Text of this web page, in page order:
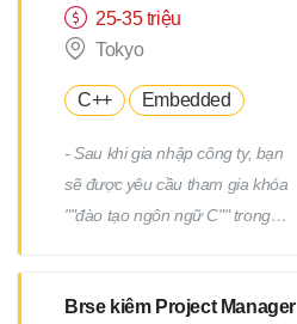
của quy trình. Chúng tôi sẽ giao
cho bạn các công việc phù hợp
bạn. - Ví dụ về công việc: Thiết
Windows/Linux Tái cấu trúc hạ
tầng liên quan đến việc thay thế
hệ điều hành hoặc phần mềm
25-35 triệu
Tokyo
C++ Embedded
- Sau khi gia nhập công ty, bạn
sẽ được yêu cầu tham gia khóa
""đào tạo ngôn ngữ C"" trong
yêu cầu tham gia thêm một
Brse kiêm Project Manager